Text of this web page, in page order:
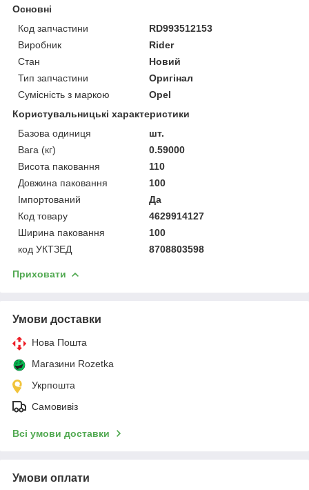
Основні
Код запчастини
RD993512153
Виробник
Rider
Стан
Новий
Тип запчастини
Оригінал
Сумісність з маркою
Opel
Користувальницькі характеристики
Базова одиниця
шт.
Вага (кг)
0.59000
Висота паковання
110
Довжина паковання
100
Імпортований
Да
Код товару
4629914127
Ширина паковання
100
код УКТЗЕД
8708803598
Приховати
Умови доставки
Нова Пошта
Магазини Rozetka
Укрпошта
Самовивіз
Всі умови доставки
Умови оплати